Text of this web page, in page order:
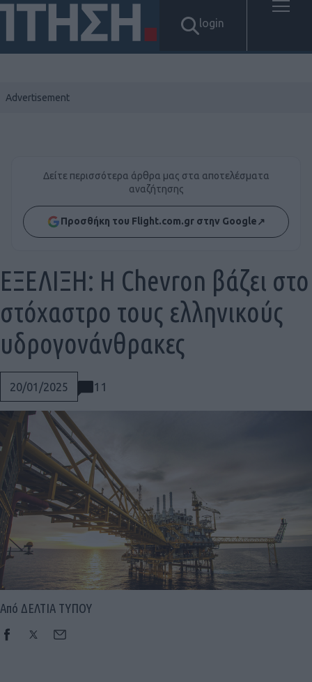
login
Social
Δείτε περισσότερα άρθρα μας στα αποτελέσματα
αναζήτησης
Προσθήκη του Flight.com.gr στην Google↗
20/01/2025 11
ΕΞΕΛΙΞΗ: Η Chevron βάζει στο
στόχαστρο τους ελληνικούς
υδρογονάνθρακες
Από ΔΕΛΤΙΑ ΤΥΠΟΥ